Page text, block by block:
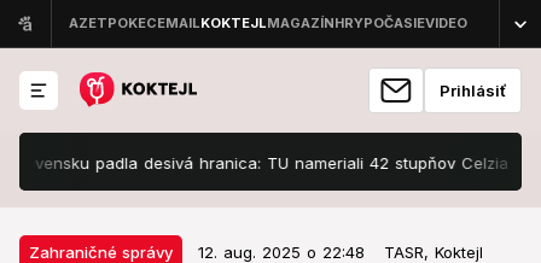
Prihlásiť
padla desivá hranica: TU nameriali 42 stupňov Celzia!
Zahraničné správy 12. aug. 2025 o 22:48 TASR, Koktejl
Zahraničné správy 12. aug. 2025 o 22:48